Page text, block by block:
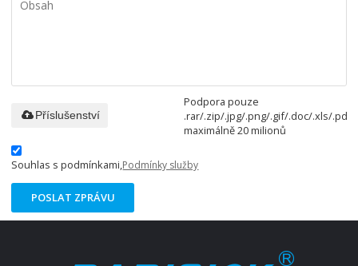
Podpora pouze
.rar/.zip/.jpg/.png/.gif/.doc/.xls/.pdf,
maximálně 20 milionů
Příslušenství
Souhlas s podmínkami, Podmínky služby
POSLAT ZPRÁVU